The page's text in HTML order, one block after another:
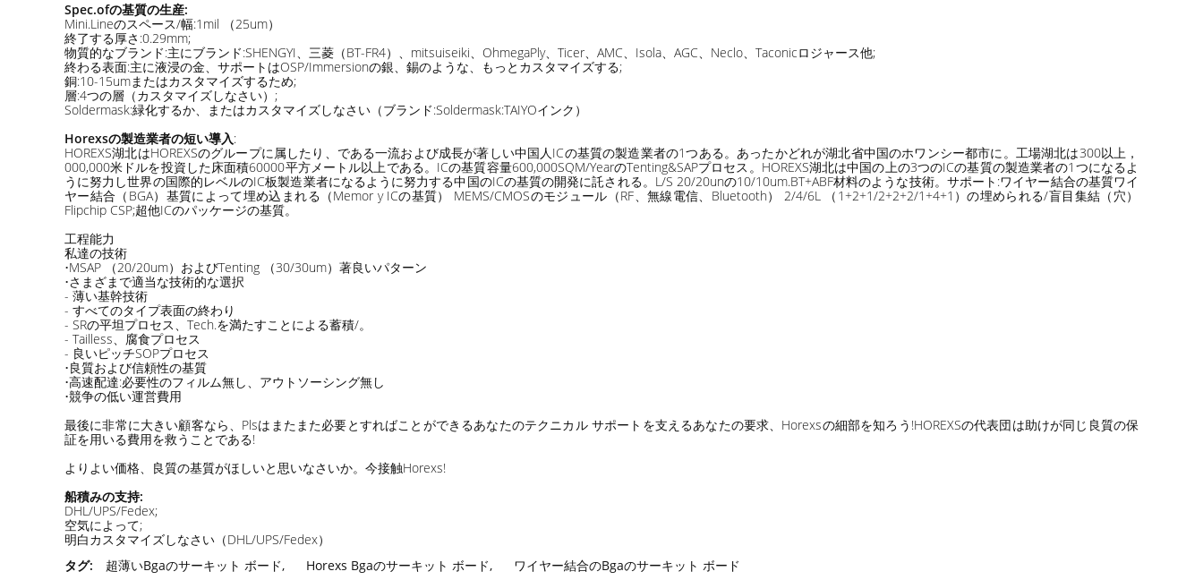
Spec.ofの基質の生産:
Mini.Lineのスペース/幅:1mil （25um）
終了する厚さ:0.29mm;
物質的なブランド:主にブランド:SHENGYI、三菱（BT-FR4）、mitsuiseiki、OhmegaPly、Ticer、AMC、Isola、AGC、Neclo、Taconicロジャース他;
終わる表面:主に液浸の金、サポートはOSP/Immersionの銀、錫のような、もっとカスタマイズする;
銅:10-15umまたはカスタマイズするため;
層:4つの層（カスタマイズしなさい）;
Soldermask:緑化するか、またはカスタマイズしなさい（ブランド:Soldermask:TAIYOインク）
Horexsの製造業者の短い導入:
HOREXS湖北はHOREXSのグループに属したり、である一流および成長が著しい中国人ICの基質の製造業者の1つある。あったかどれが湖北省中国のホワンシー都市に。工場湖北は300以上，
000,000米ドルを投資した床面積60000平方メートル以上である。ICの基質容量600,000SQM/YearのTenting&SAPプロセス。HOREXS湖北は中国の上の3つのICの基質の製造業者の1つになるよ
うに努力し世界の国際的レベルのIC板製造業者になるように努力する中国のICの基質の開発に託される。L/S 20/20unの10/10um.BT+ABF材料のような技術。サポート:ワイヤー結合の基質ワイ
ヤー結合（BGA）基質によって埋め込まれる（Memor y ICの基質） MEMS/CMOSのモジュール（RF、無線電信、Bluetooth） 2/4/6L （1+2+1/2+2+2/1+4+1）の埋められる/盲目集結（穴）
Flipchip CSP;超他ICのパッケージの基質。
工程能力
私達の技術
•MSAP （20/20um）およびTenting （30/30um）著良いパターン
•さまざまで適当な技術的な選択
- 薄い基幹技術
- すべてのタイプ表面の終わり
- SRの平坦プロセス、Tech.を満たすことによる蓄積/。
- Tailless、腐食プロセス
- 良いピッチSOPプロセス
•良質および信頼性の基質
•高速配達:必要性のフィルム無し、アウトソーシング無し
•競争の低い運営費用
最後に非常に大きい顧客なら、Plsはまたまた必要とすればことができるあなたのテクニカル サポートを支えるあなたの要求、Horexsの細部を知ろう!HOREXSの代表団は助けが同じ良質の保
証を用いる費用を救うことである!
よりよい価格、良質の基質がほしいと思いなさいか。今接触Horexs!
船積みの支持:
DHL/UPS/Fedex;
空気によって;
明白カスタマイズしなさい（DHL/UPS/Fedex）
タグ:
超薄いBgaのサーキット ボード, Horexs Bgaのサーキット ボード, ワイヤー結合のBgaのサーキット ボード